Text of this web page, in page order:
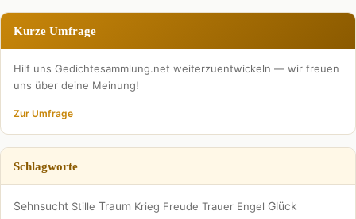
Kurze Umfrage
Hilf uns Gedichtesammlung.net weiterzuentwickeln — wir freuen
uns über deine Meinung!
Zur Umfrage
Schlagworte
Sehnsucht Stille Traum Krieg Freude Trauer Engel Glück